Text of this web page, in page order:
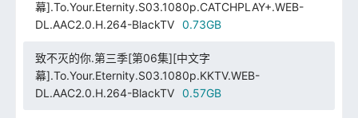
幕].To.Your.Eternity.S03.1080p.CATCHPLAY+.WEB-
DL.AAC2.0.H.264-BlackTV
0.73GB
致不灭的你.第三季[第06集][中文字
幕].To.Your.Eternity.S03.1080p.KKTV.WEB-
DL.AAC2.0.H.264-BlackTV
0.57GB